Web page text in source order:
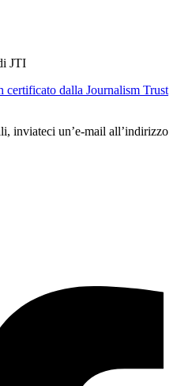
JTI
certificato dalla Journalism Trust
inviateci un’e-mail all’indirizzo